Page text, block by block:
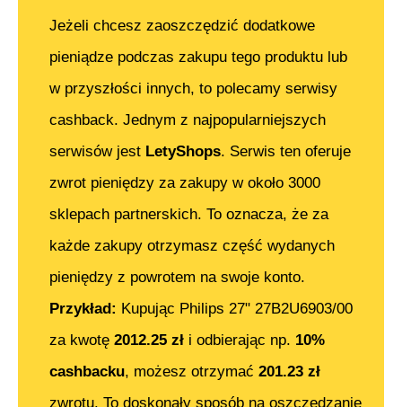
Jeżeli chcesz zaoszczędzić dodatkowe
pieniądze podczas zakupu tego produktu lub
w przyszłości innych, to polecamy serwisy
cashback. Jednym z najpopularniejszych
serwisów jest LetyShops. Serwis ten oferuje
zwrot pieniędzy za zakupy w około 3000
sklepach partnerskich. To oznacza, że za
każde zakupy otrzymasz część wydanych
pieniędzy z powrotem na swoje konto.
Przykład: Kupując Philips 27" 27B2U6903/00
za kwotę 2012.25 zł i odbierając np. 10%
cashbacku, możesz otrzymać 201.23 zł
zwrotu. To doskonały sposób na oszczędzanie